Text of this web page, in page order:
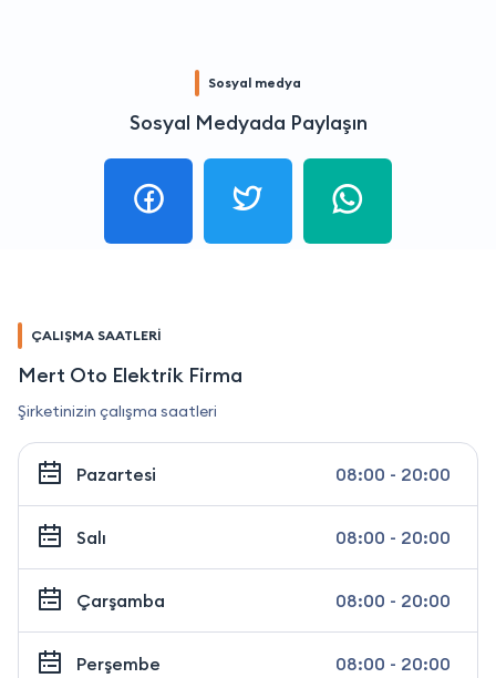
Sosyal medya
Sosyal Medyada Paylaşın
ÇALIŞMA SAATLERİ
Mert Oto Elektrik Firma
Şirketinizin çalışma saatleri
Pazartesi 08:00 - 20:00
Salı 08:00 - 20:00
Çarşamba 08:00 - 20:00
Perşembe 08:00 - 20:00